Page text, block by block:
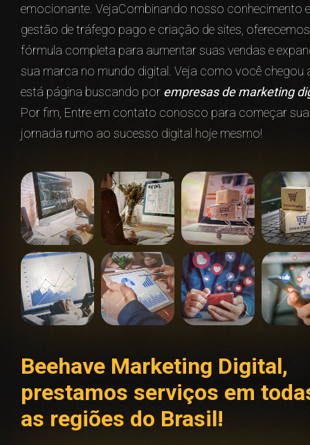
emocionante. VejaCombinando nosso conhecimento
gestão de tráfego pago e criação de sites,
fórmula completa para aumentar suas vendas e
sua marca no mundo digital. Veja como você chegou
está página buscando por empresas de marketing
Por fim, Entre em contato conosco para começar sua
jornada rumo ao sucesso digital hoje mesmo!
Beehave Marketing Digital,
prestamos serviços em
as regiões do Brasil!